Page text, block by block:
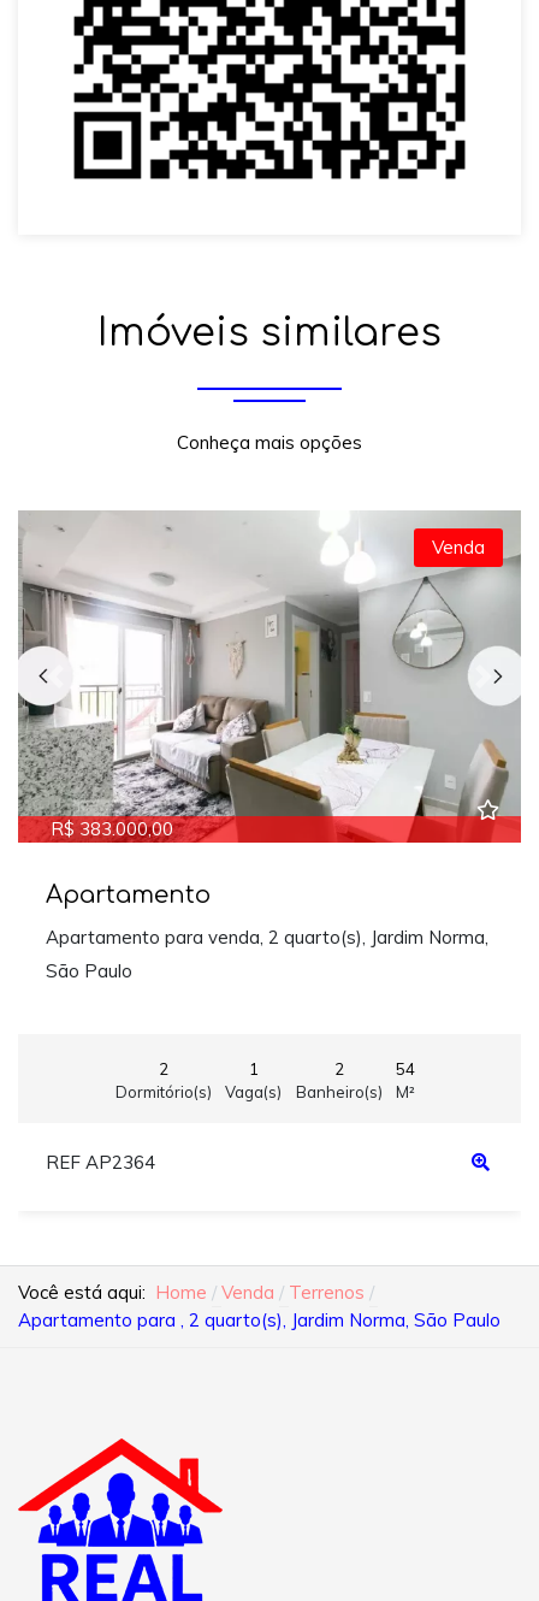
Imóveis similares
Conheça mais opções
Previous Next
Venda
R$ 383.000,00
Apartamento
Apartamento para venda, 2 quarto(s), Jardim Norma,
São Paulo
2
Dormitório(s)
1
Vaga(s)
2
Banheiro(s)
54
M²
REF AP2364
Você está aqui: Home Venda
Terrenos
Apartamento para , 2 quarto(s), Jardim Norma, São Paulo